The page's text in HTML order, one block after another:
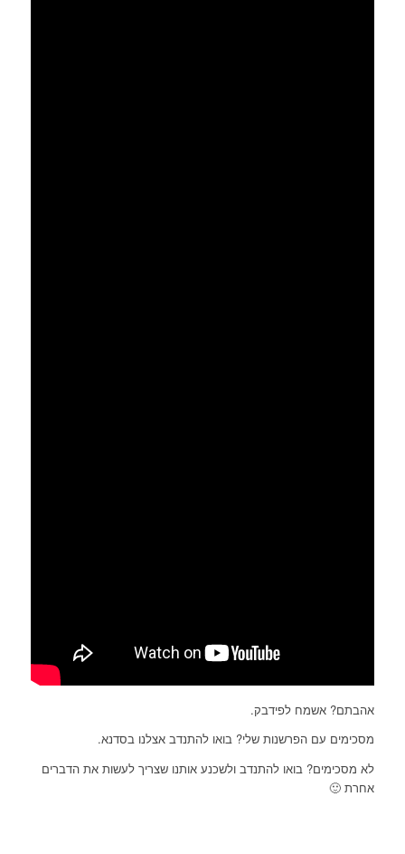
אהבתם? אשמח לפידבק.
מסכימים עם הפרשנות שלי? בואו להתנדב אצלנו בסדנא.
לא מסכימים? בואו להתנדב ולשכנע אותנו שצריך לעשות את הדברים
אחרת 🙂